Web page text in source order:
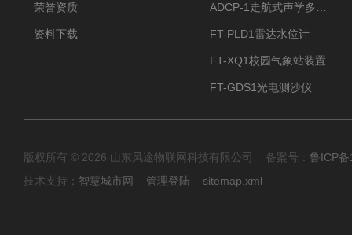
荣誉资质
资料下载 FT-PLD1雷达水位计
FT-XQ1校园气象站装置
FT-GDS1光电测沙仪
版权所有 © 2026 山东风途物联网科技有限公司 备案号： 鲁ICP
技术支持： 智慧城市网 管理登陆 sitemap.xml